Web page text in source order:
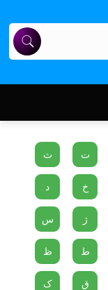
ت ث
خ د
ژ س
ط ظ
ق ک